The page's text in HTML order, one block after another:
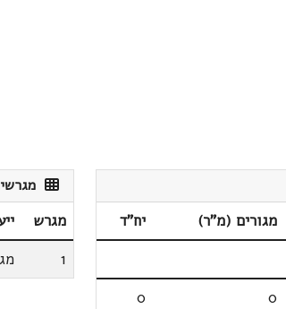
מגורים (מ"ר)
יח"ד
0
0
מגרש
1